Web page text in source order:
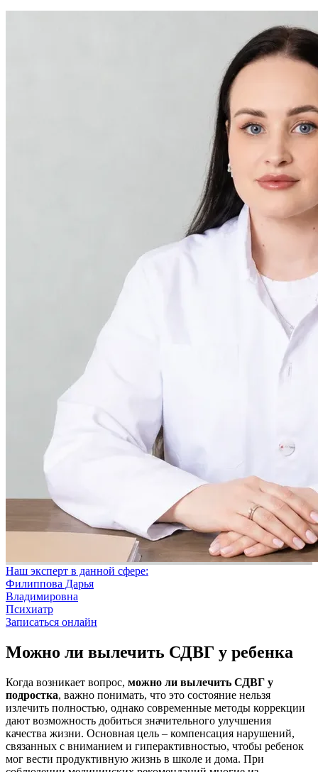
Наш эксперт в данной сфере:
Филиппова Дарья
Владимировна
Психиатр
Записаться онлайн
Можно ли вылечить СДВГ у ребенка
Когда возникает вопрос, можно ли вылечить СДВГ у
подростка, важно понимать, что это состояние нельзя
излечить полностью, однако современные методы коррекции
дают возможность добиться значительного улучшения
качества жизни. Основная цель – компенсация нарушений,
связанных с вниманием и гиперактивностью, чтобы ребенок
мог вести продуктивную жизнь в школе и дома. При